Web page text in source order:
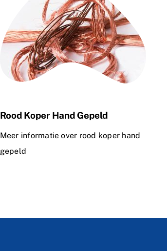
Rood Koper Hand Gepeld
Meer informatie over rood koper hand
gepeld